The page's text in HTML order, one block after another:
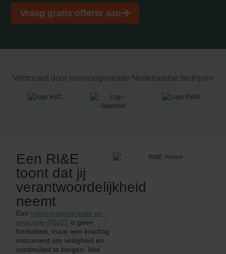
Vraag gratis offerte aan
Vertrouwd door toonaangevende Nederlandse bedrijven
Een RI&E
toont dat jij
verantwoordelijkheid
neemt
Een risico-inventarisatie en -
evaluatie (RI&E) is geen
formaliteit, maar een krachtig
instrument om veiligheid en
continuïteit te borgen. Met